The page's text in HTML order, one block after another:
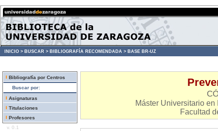
INICIO > BUSCAR > BIBLIOGRAFÍA RECOMENDADA > BASE BR-UZ
Bibliografía por Centros
Buscar por:
Asignaturas
Titulaciones
Profesores
v. 0.1
Máster Universitario
Facultad